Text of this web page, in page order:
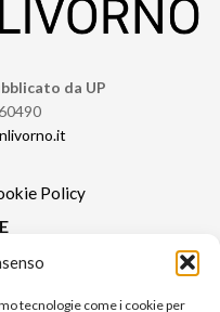
tecnologie come i cookie per
da UP
Policy